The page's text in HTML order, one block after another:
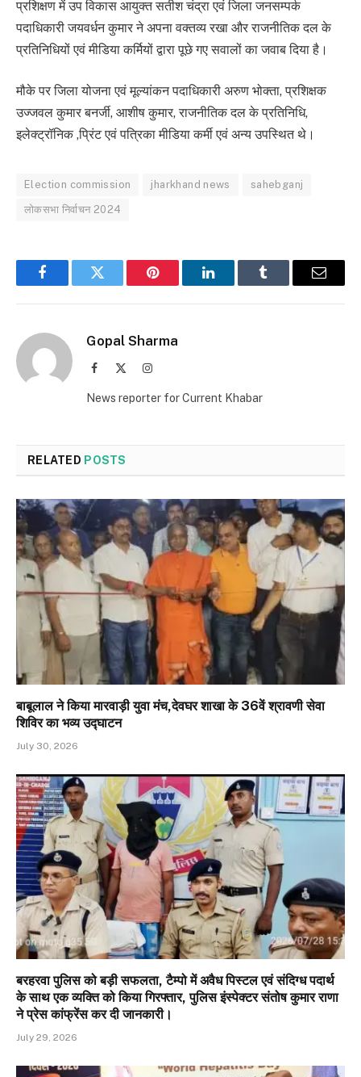
प्रशिक्षण में उप विकास आयुक्त सतीश चंद्रा एवं जिला जनसम्पर्क
पदाधिकारी जयवर्धन कुमार ने अपना वक्तव्य रखा और राजनीतिक दल के
प्रतिनिधियों एवं मीडिया कर्मियों द्वारा पूछे गए सवालों का जवाब दिया है।
मौके पर जिला योजना एवं मूल्यांकन पदाधिकारी अरुण भोक्ता, प्रशिक्षक
उज्जवल कुमार बनर्जी, आशीष कुमार, राजनीतिक दल के प्रतिनिधि,
इलेक्ट्रॉनिक ,प्रिंट एवं पत्रिका मीडिया कर्मी एवं अन्य उपस्थित थे।
Election commission jharkhand news sahebganj
लोकसभा निर्वाचन 2024
FacebookTwitter Pinterest LinkedInTumblr Email
Gopal Sharma
Facebook Instagram
News reporter for Current Khabar
RELATED POSTS
बाबूलाल ने किया मारवाड़ी युवा मंच,देवघर शाखा के 36वें श्रावणी सेवा
शिविर का भव्य उद्घाटन
July 30, 2026
बरहरवा पुलिस को बड़ी सफलता, टैम्पो में अवैध पिस्टल एवं संदिग्ध पदार्थ
के साथ एक व्यक्ति को किया गिरफ्तार, पुलिस इंस्पेक्टर संतोष कुमार राणा
ने प्रेस कांफ्रेंस कर दी जानकारी।
July 29, 2026